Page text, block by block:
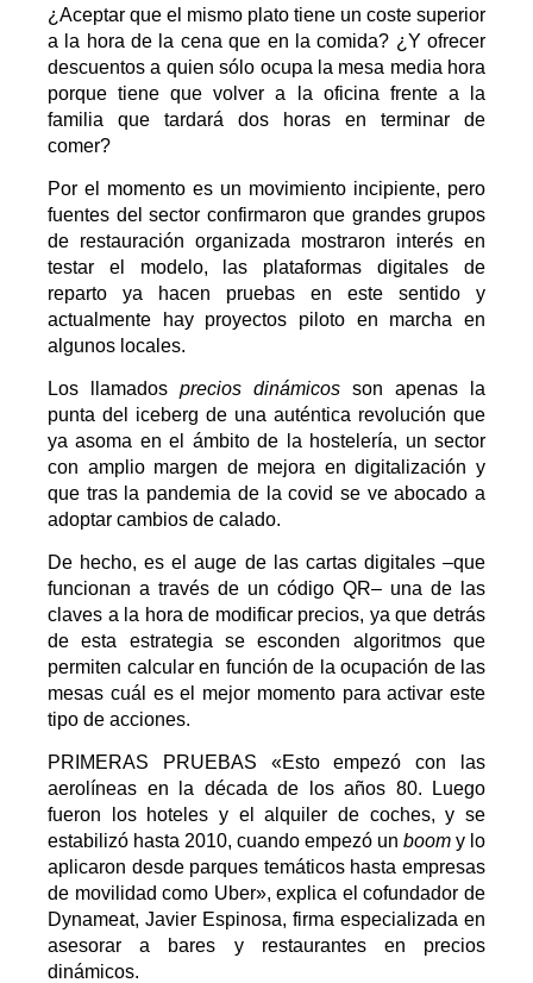
¿Aceptar que el mismo plato tiene un coste superior
a la hora de la cena que en la comida? ¿Y ofrecer
descuentos a quien sólo ocupa la mesa media hora
porque tiene que volver a la oficina frente a la
familia que tardará dos horas en terminar de
comer?
Por el momento es un movimiento incipiente, pero
fuentes del sector confirmaron que grandes grupos
de restauración organizada mostraron interés en
testar el modelo, las plataformas digitales de
reparto ya hacen pruebas en este sentido y
actualmente hay proyectos piloto en marcha en
algunos locales.
Los llamados precios dinámicos son apenas la
punta del iceberg de una auténtica revolución que
ya asoma en el ámbito de la hostelería, un sector
con amplio margen de mejora en digitalización y
que tras la pandemia de la covid se ve abocado a
adoptar cambios de calado.
De hecho, es el auge de las cartas digitales –que
funcionan a través de un código QR– una de las
claves a la hora de modificar precios, ya que detrás
de esta estrategia se esconden algoritmos que
permiten calcular en función de la ocupación de las
mesas cuál es el mejor momento para activar este
tipo de acciones.
PRIMERAS PRUEBAS «Esto empezó con las
aerolíneas en la década de los años 80. Luego
fueron los hoteles y el alquiler de coches, y se
estabilizó hasta 2010, cuando empezó un boom y lo
aplicaron desde parques temáticos hasta empresas
de movilidad como Uber», explica el cofundador de
Dynameat, Javier Espinosa, firma especializada en
asesorar a bares y restaurantes en precios
dinámicos.